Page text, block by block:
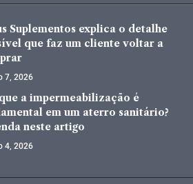
Suplementos explica o detalhe
que faz um cliente voltar a
7, 2026
a impermeabilização é
em um aterro sanitário?
neste artigo
4, 2026